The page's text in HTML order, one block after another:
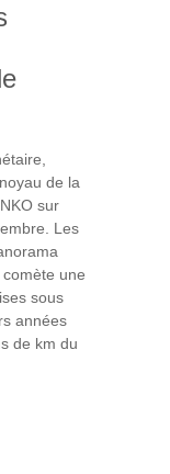
de la
sur
Les
une
sous
années
de km du
POUR